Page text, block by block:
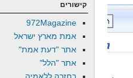
קישורים
972Magazine
אמת מארץ ישראל
אתר "דעת אמת"
אתר "הלל"